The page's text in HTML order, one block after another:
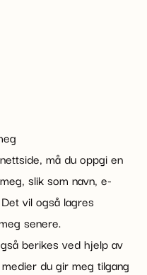
må du oppgi en
slik som navn, e-
vil også lagres
senere.
berikes ved hjelp av
du gir meg tilgang